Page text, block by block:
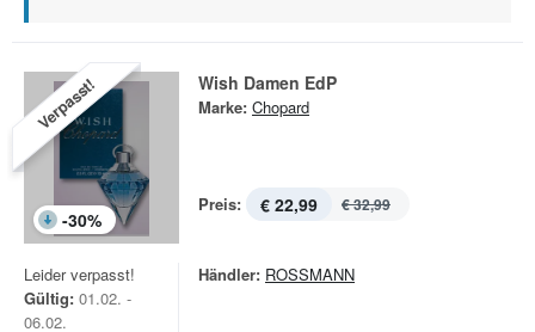
Verpasst!
-30%
Wish Damen EdP
Marke: Chopard
Preis: € 22,99 € 32,99
Leider verpasst!
Gültig: 01.02. -
06.02.
Händler: ROSSMANN